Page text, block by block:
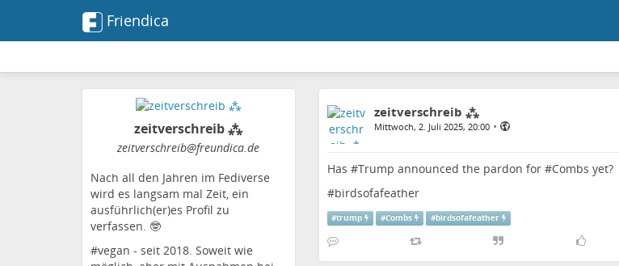
Friendica
zeitverschreib ⁂
zeitverschreib@freundica.de
Nach all den Jahren im Fediverse
wird es langsam mal Zeit, ein
ausführlich(er)es Profil zu
verfassen. 🤓
#vegan - seit 2018. Soweit wie
zeitverschreib ⁂
Mittwoch, 2. Juli 2025, 20:00 •
Has #Trump announced the pardon for #Combs yet?
#birdsofafeather
#trump #Combs #birdsofafeather